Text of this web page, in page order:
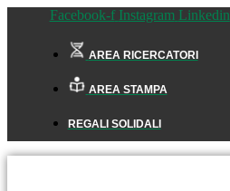
Facebook-f Instagram Linkedin
AREA RICERCATORI
AREA STAMPA
REGALI SOLIDALI